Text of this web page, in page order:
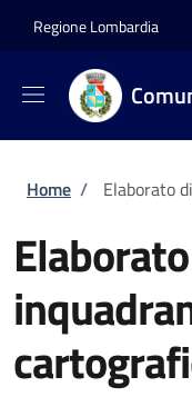
Regione Lombardia
Briciole di
Home / Elaborato